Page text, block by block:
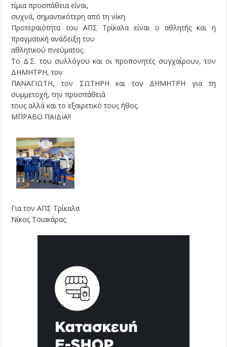
τίμια προσπάθεια είναι,
συχνά, σημαντικότερη από τη νίκη.
Προτεραιότητα του ΑΠΣ Τρίκαλα είναι ο αθλητής και η
πραγματική ανάδειξη του
αθλητικού πνεύματος.
Το Δ.Σ. του συλλόγου και οι προπονητές συγχαίρουν, τον
ΔΗΜΗΤΡΗ, τον
ΠΑΝΑΓΙΩΤΗ, τον ΣΩΤΗΡΗ και τον ΔΗΜΗΤΡΗ για τη
συμμετοχή, την προσπάθειά
τους αλλά και το εξαιρετικό τους ήθος.
ΜΠΡΑΒΟ ΠΑΙΔΙΑ!!
Για τον ΑΠΣ Τρίκαλα
Νίκος Τσιακάρας